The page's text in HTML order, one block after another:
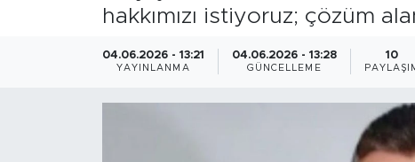
hakkımızı istiyoruz; çözüm
04.06.2026 - 13:21
YAYINLANMA
04.06.2026 - 13:28
GÜNCELLEME
10